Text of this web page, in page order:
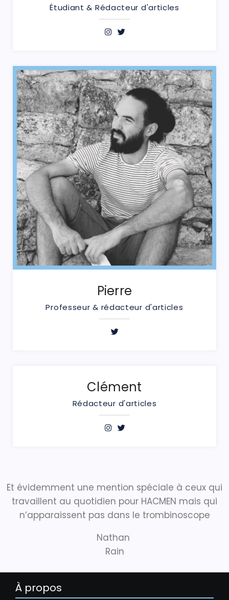
Étudiant & Rédacteur d'articles
Pierre
Professeur & rédacteur d'articles
Clément
Rédacteur d'articles
Et évidemment une mention spéciale à ceux qui
travaillent au quotidien pour HACMEN mais qui
n’apparaissent pas dans le trombinoscope
Nathan
Rain
À propos